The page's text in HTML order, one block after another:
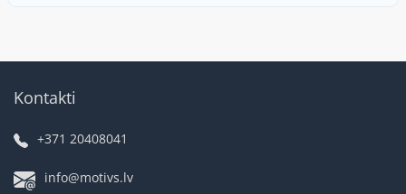
Kontakti
+371 20408041
info@motivs.lv